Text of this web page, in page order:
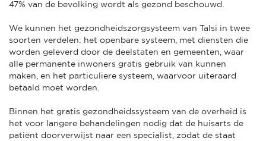
47% van de bevolking wordt als gezond beschouwd.
We kunnen het gezondheidszorgsysteem van Talsi in twee
soorten verdelen: het openbare systeem, met diensten die
worden geleverd door de deelstaten en gemeenten, waar
alle permanente inwoners gratis gebruik van kunnen
maken, en het particuliere systeem, waarvoor uiteraard
betaald moet worden.
Binnen het gratis gezondheidssysteem van de overheid is
het voor langere behandelingen nodig dat de huisarts de
patiënt doorverwijst naar een specialist, zodat de staat